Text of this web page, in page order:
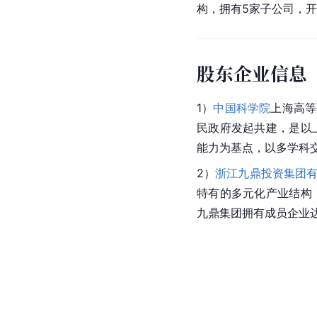
构，拥有5家子公司，
股东企业信息
1）中国科学院 上海高
民政府发起共建，是
能力为基点，以多学科
2）浙江九鼎投资集团
特有的多元化产业结构
九鼎集团拥有成员企业